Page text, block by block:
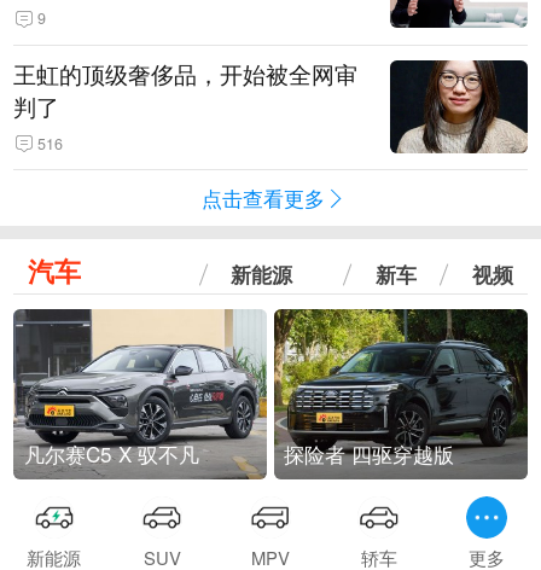
9
王虹的顶级奢侈品，开始被全网审
判了
516
点击查看更多
汽车 新能源 新车 视频
凡尔赛C5 X 驭不凡 探险者 四驱穿越版
新能源 SUV MPV 轿车 更多